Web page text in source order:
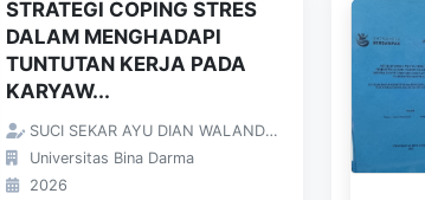
STRATEGI COPING STRES
DALAM MENGHADAPI
TUNTUTAN KERJA PADA
KARYAW...
SUCI SEKAR AYU DIAN WALANDARI;
Universitas Bina Darma
2026